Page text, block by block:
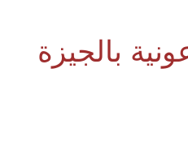
بالجيزة